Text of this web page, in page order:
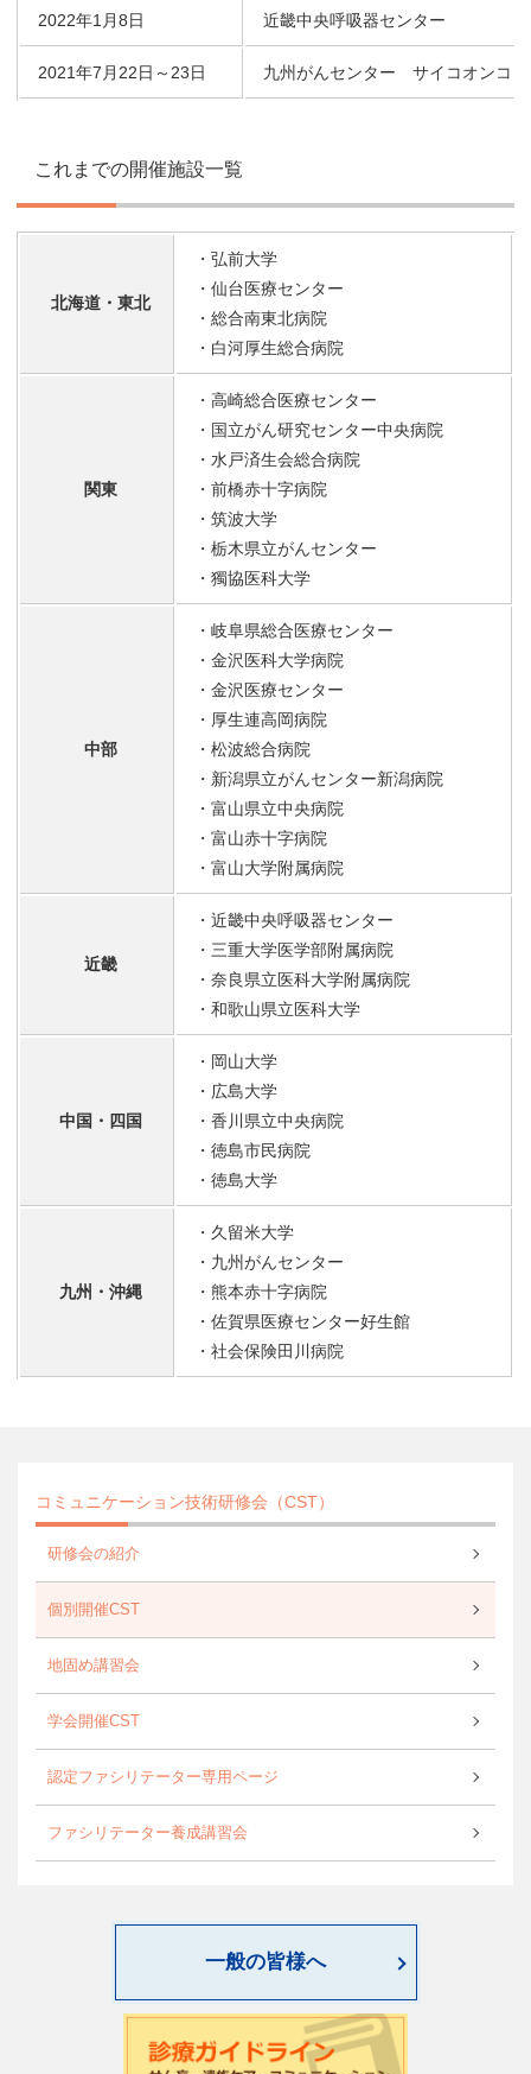
2022年1月8日 近畿中央呼吸器センター
2021年7月22日～23日 九州がんセンター サイコオンコロ
これまでの開催施設一覧
北海道・東北
・弘前大学
・仙台医療センター
・総合南東北病院
・白河厚生総合病院
関東
・高崎総合医療センター
・国立がん研究センター中央病院
・水戸済生会総合病院
・前橋赤十字病院
・筑波大学
・栃木県立がんセンター
・獨協医科大学
中部
・岐阜県総合医療センター
・金沢医科大学病院
・金沢医療センター
・厚生連高岡病院
・松波総合病院
・新潟県立がんセンター新潟病院
・富山県立中央病院
・富山赤十字病院
・富山大学附属病院
近畿
・近畿中央呼吸器センター
・三重大学医学部附属病院
・奈良県立医科大学附属病院
・和歌山県立医科大学
中国・四国
・岡山大学
・広島大学
・香川県立中央病院
・徳島市民病院
・徳島大学
九州・沖縄
・久留米大学
・九州がんセンター
・熊本赤十字病院
・佐賀県医療センター好生館
・社会保険田川病院
コミュニケーション技術研修会（CST）
研修会の紹介
個別開催CST
地固め講習会
学会開催CST
認定ファシリテーター専用ページ
ファシリテーター養成講習会
一般の皆様へ